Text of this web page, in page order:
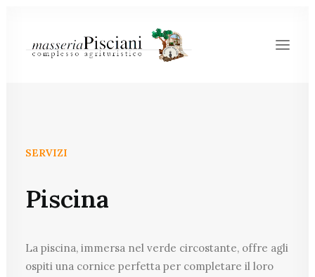
SERVIZI
Piscina
La piscina, immersa nel verde circostante, offre agli
ospiti una cornice perfetta per completare il loro